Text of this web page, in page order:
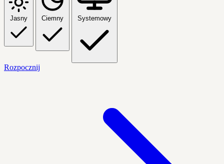
Jasny Ciemny Systemowy
Rozpocznij